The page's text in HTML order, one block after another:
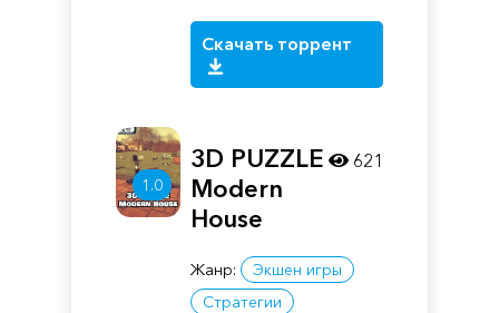
Скачать торрент
1.0
3D PUZZLE -
Modern
House
Жанр:
Экшен игры
Стратегии
621